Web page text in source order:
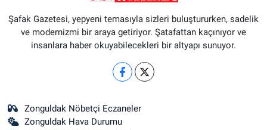
Şafak Gazetesi, yepyeni temasıyla sizleri buluştururken, sadelik
ve modernizmi bir araya getiriyor. Şatafattan kaçınıyor ve
insanlara haber okuyabilecekleri bir altyapı sunuyor.
Zonguldak Nöbetçi Eczaneler
Zonguldak Hava Durumu